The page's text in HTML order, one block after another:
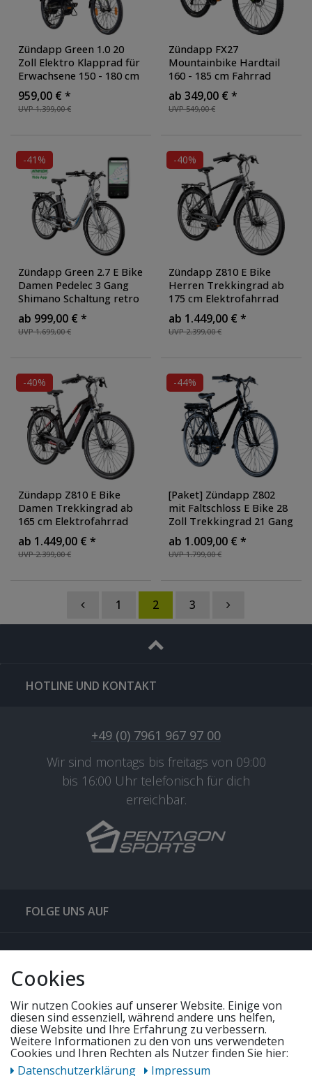
Zündapp Green 1.0 20
Zoll Elektro Klapprad für
Erwachsene 150 - 180 cm
6 Gang E Klappfahrrad E
Bike Faltrad Pedelec
StVZO, Farbe: schwarz
UVP 1.399,00 €
959,00 € *
Zündapp FX27
Mountainbike Hardtail
160 - 185 cm Fahrrad
MTB 21 Gänge Mountain
Bike für Erwachsene und
Jugendliche
UVP 549,00 €
ab 349,00 € *
-41%
Zündapp Green 2.7 E Bike
Damen Pedelec 3 Gang
Shimano Schaltung retro
26 Zoll Damenfahrrad
Elektrofahrrad 140-165
cm StVZO Hollandrad
UVP 1.699,00 €
ab 999,00 € *
-40%
Zündapp Z810 E Bike
Herren Trekkingrad ab
175 cm Elektrofahrrad
550 Wh Pedelec Trekking
Rad Fahrrad mit 8 Gang
und Beleuchtung StVZO
UVP 2.399,00 €
ab 1.449,00 € *
-40%
Zündapp Z810 E Bike
Damen Trekkingrad ab
165 cm Elektrofahrrad
550 Wh Pedelec Trekking
Rad Fahrrad mit 8 Gang
und Beleuchtung StVZO
UVP 2.399,00 €
ab 1.449,00 € *
-44%
[Paket] Zündapp Z802
mit Faltschloss E Bike 28
Zoll Trekkingrad 21 Gang
Elektrofahrrad StVZO 155
- 185 cm Pedelec Elektro
Trekking Fahrrad
schwarz/grau
UVP 1.799,00 €
ab 1.009,00 € *
1 2 3
HOTLINE UND KONTAKT
+49 (0) 7961 967 97 00
Wir sind montags bis freitags von 09:00
bis 16:00 Uhr telefonisch für dich
erreichbar.
FOLGE UNS AUF
QUICKLINKS & TIPPS
UNSERE ANGEBOTE
Cookies
Wir nutzen Cookies auf unserer Website. Einige von
diesen sind essenziell, während andere uns helfen,
diese Website und Ihre Erfahrung zu verbessern.
Weitere Informationen zu den von uns verwendeten
Cookies und Ihren Rechten als Nutzer finden Sie hier:
Daten­schutz­erklärung
Impressum